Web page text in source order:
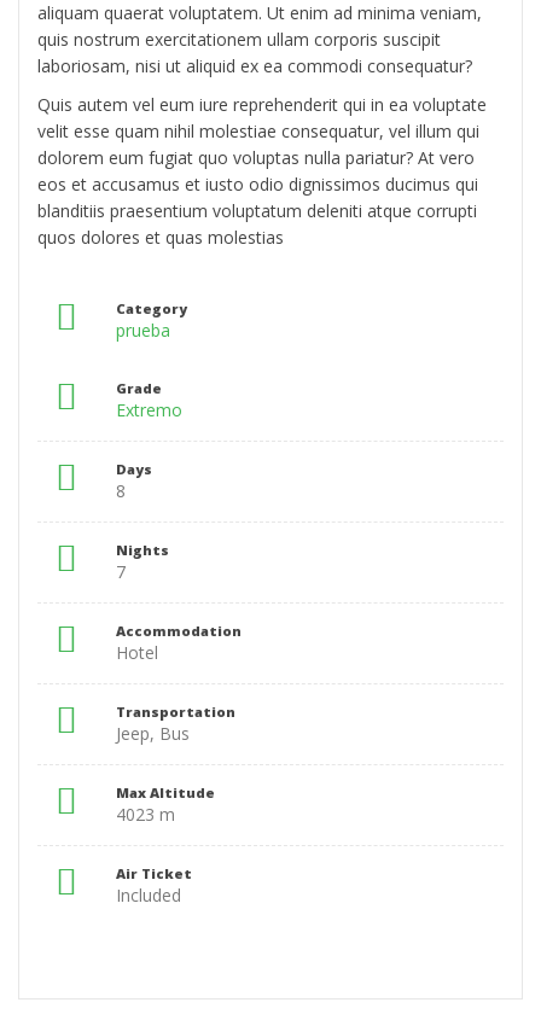
aliquam quaerat voluptatem. Ut enim ad minima veniam,
quis nostrum exercitationem ullam corporis suscipit
laboriosam, nisi ut aliquid ex ea commodi consequatur?
Quis autem vel eum iure reprehenderit qui in ea voluptate
velit esse quam nihil molestiae consequatur, vel illum qui
dolorem eum fugiat quo voluptas nulla pariatur? At vero
eos et accusamus et iusto odio dignissimos ducimus qui
blanditiis praesentium voluptatum deleniti atque corrupti
quos dolores et quas molestias
Category
prueba
Grade
Extremo
Days
8
Nights
7
Accommodation
Hotel
Transportation
Jeep, Bus
Max Altitude
4023 m
Air Ticket
Included